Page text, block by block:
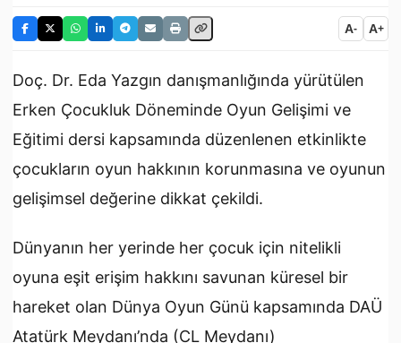
A- A+
Doç. Dr. Eda Yazgın danışmanlığında yürütülen
Erken Çocukluk Döneminde Oyun Gelişimi ve
Eğitimi dersi kapsamında düzenlenen etkinlikte
çocukların oyun hakkının korunmasına ve oyunun
gelişimsel değerine dikkat çekildi.
Dünyanın her yerinde her çocuk için nitelikli
oyuna eşit erişim hakkını savunan küresel bir
hareket olan Dünya Oyun Günü kapsamında DAÜ
Atatürk Meydanı’nda (CL Meydanı)